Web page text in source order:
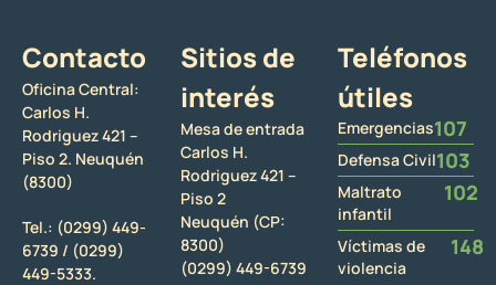
Contacto
Oficina Central:
Carlos H.
Rodriguez 421 –
Piso 2. Neuquén
(8300)
Tel.: (0299) 449-
6739 / (0299)
449-5333.
Sitios de
interés
Mesa de entrada
Carlos H.
Rodriguez 421 –
Piso 2
Neuquén (CP:
8300)
(0299) 449-6739
Teléfonos
útiles
Emergencias107
Defensa Civil103
Maltrato
infantil
102
Víctimas de
violencia
148